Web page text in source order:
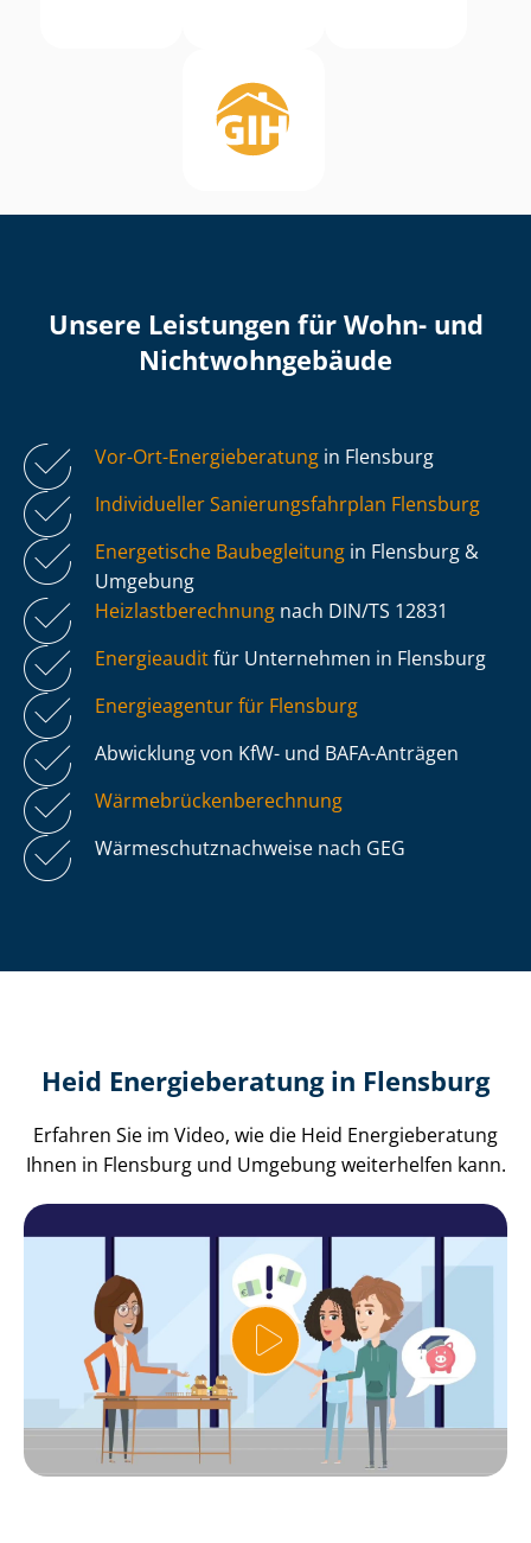
Unsere Leistungen für Wohn- und
Nicht­wohn­ge­bäu­de
Vor-Ort-Energieberatung in Flensburg
Individueller Sa­nie­rungs­fahr­plan Flensburg
Energetische Baubegleitung in Flensburg &
Umgebung
Heiz­last­be­rech­nung nach DIN/TS 12831
Energieauditfür Unternehmen in Flensburg
Energieagentur für Flensburg
Abwicklung von KfW- und BAFA-Anträgen
Wär­me­brü­cken­be­rech­nung
Wär­me­schutz­nach­wei­se nach GEG
Heid Energieberatung in Flensburg
Erfahren Sie im Video, wie die Heid Energieberatung
Ihnen in Flensburg und Umgebung weiterhelfen kann.